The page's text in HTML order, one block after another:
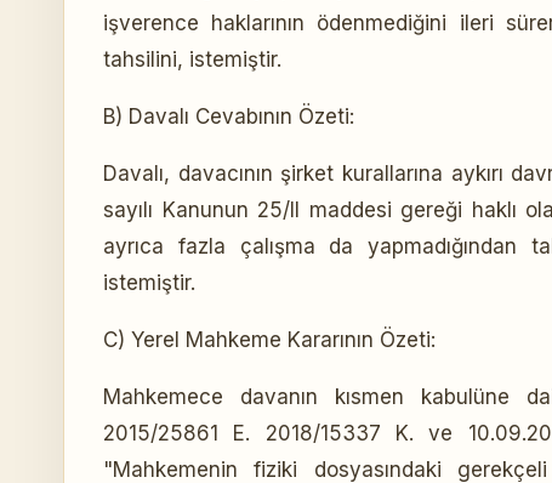
işverence haklarının ödenmediğini ileri
tahsilini, istemiştir.
B) Davalı Cevabının Özeti:
Davalı, davacının şirket kurallarına aykırı
sayılı Kanunun 25/II maddesi gereği haklı
ayrıca fazla çalışma da yapmadığından
istemiştir.
C) Yerel Mahkeme Kararının Özeti:
Mahkemece davanın kısmen kabulüne
2015/25861 E. 2018/15337 K. ve
"Mahkemenin fiziki dosyasındaki